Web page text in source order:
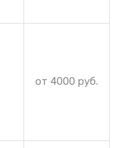
от 4000 руб.